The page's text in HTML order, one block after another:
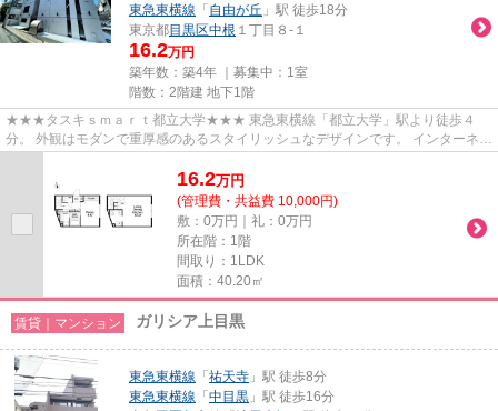
東急東横線 「 自由が丘 」駅 徒歩18分
東京都目黒区中根 １丁目８-１
16.2万円
築年数：築4年 ｜募集中： 1室
階数：2階建 地下1階
★★★タスキｓｍａｒｔ都立大学★★★ 東急東横線「都立大学」駅より徒歩４
分。 外観はモダンで重厚感のあるスタイリッシュなデザインです。 インターネッ
16.2万円
(管理費・共益費 10,000円)
敷：0万円｜礼：0万円
所在階：1階
間取り：1LDK
面積：40.20㎡
賃貸｜マンション ガリシア上目黒
東急東横線 「 祐天寺 」駅 徒歩8分
東急東横線 「 中目黒 」駅 徒歩16分